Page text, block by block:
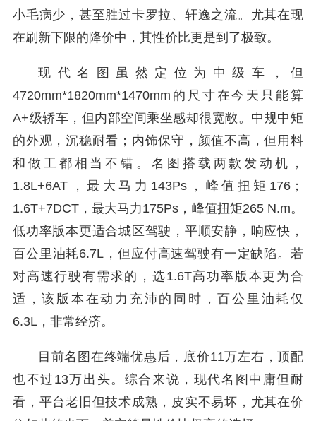
小毛病少，甚至胜过卡罗拉、轩逸之流。尤其在现
在刷新下限的降价中，其性价比更是到了极致。
现代名图虽然定位为中级车，但
4720mm*1820mm*1470mm的尺寸在今天只能算
A+级轿车，但内部空间乘坐感却很宽敞。中规中矩
的外观，沉稳耐看；内饰保守，颜值不高，但用料
和做工都相当不错。名图搭载两款发动机，
1.8L+6AT，最大马力143Ps，峰值扭矩176；
1.6T+7DCT，最大马力175Ps，峰值扭矩265 N.m。
低功率版本更适合城区驾驶，平顺安静，响应快，
百公里油耗6.7L，但应付高速驾驶有一定缺陷。若
对高速行驶有需求的，选1.6T高功率版本更为合
适，该版本在动力充沛的同时，百公里油耗仅
6.3L，非常经济。
目前名图在终端优惠后，底价11万左右，顶配
也不过13万出头。综合来说，现代名图中庸但耐
看，平台老旧但技术成熟，皮实不易坏，尤其在价